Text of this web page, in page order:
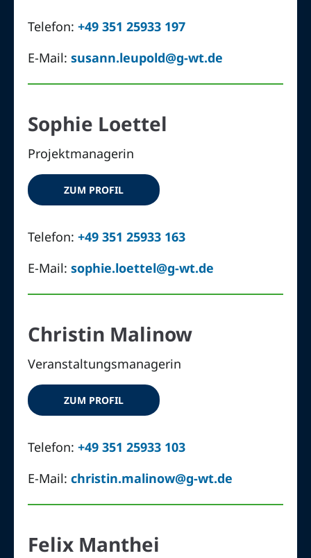
Telefon:+49 351 25933 197
E-Mail:susann.leupold@g-wt.de
Sophie Loettel
Projektmanagerin
ZUM PROFIL
Telefon:+49 351 25933 163
E-Mail:sophie.loettel@g-wt.de
Christin Malinow
Veranstaltungsmanagerin
ZUM PROFIL
Telefon:+49 351 25933 103
E-Mail:christin.malinow@g-wt.de
Felix Manthei